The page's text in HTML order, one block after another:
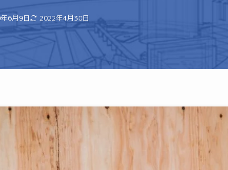
6月9日 2022年4月30日